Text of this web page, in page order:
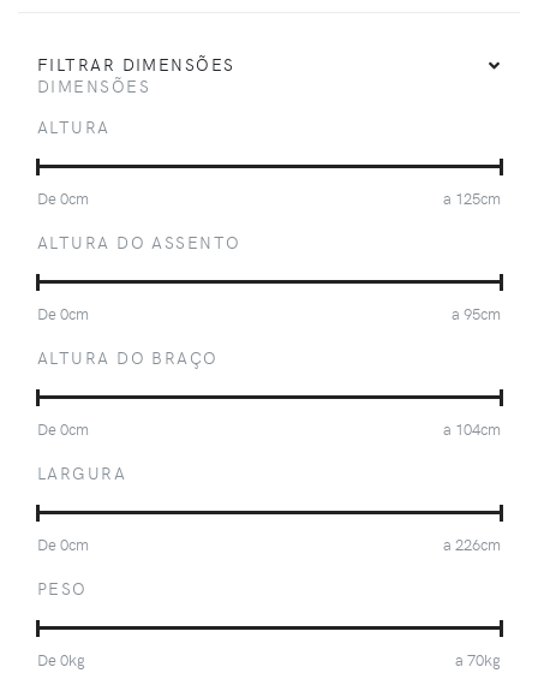
FILTRAR DIMENSÕES
DIMENSÕES
ALTURA
De0cm a 125cm
ALTURA DO ASSENTO
De0cm a 95cm
ALTURA DO BRAÇO
De0cm a 104cm
LARGURA
De0cm a 226cm
PESO
De0kg a 70kg